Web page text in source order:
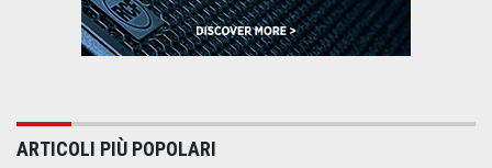
ARTICOLI PIÙ POPOLARI